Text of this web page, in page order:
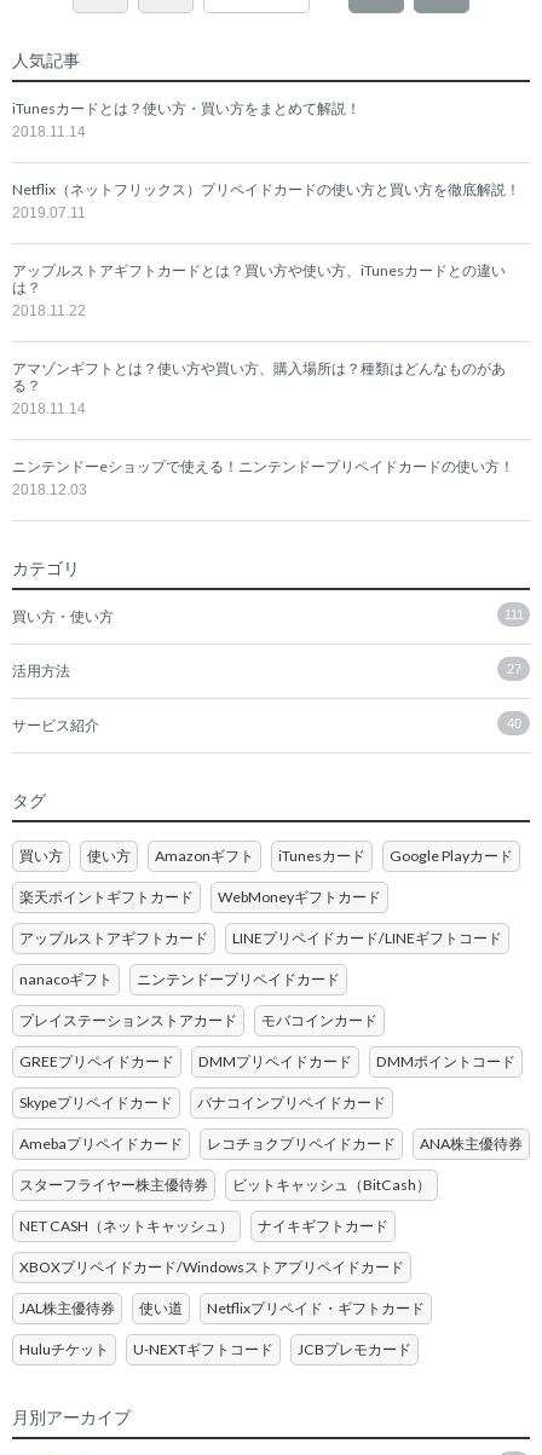
人気記事
iTunesカードとは？使い方・買い方をまとめて解説！
2018.11.14
Netflix（ネットフリックス）プリペイドカードの使い方と買い方を徹底解説！
2019.07.11
アップルストアギフトカードとは？買い方や使い方、iTunesカードとの違い
は？
2018.11.22
アマゾンギフトとは？使い方や買い方、購入場所は？種類はどんなものがあ
る？
2018.11.14
ニンテンドーeショップで使える！ニンテンドープリペイドカードの使い方！
2018.12.03
カテゴリ
買い方・使い方 111
活用方法 27
サービス紹介 40
タグ
買い方 使い方 Amazonギフト iTunesカード Google Playカード
楽天ポイントギフトカード WebMoneyギフトカード
アップルストアギフトカード LINEプリペイドカード/LINEギフトコード
nanacoギフト ニンテンドープリペイドカード
プレイステーションストアカード モバコインカード
GREEプリペイドカード DMMプリペイドカード DMMポイントコード
Skypeプリペイドカード バナコインプリペイドカード
Amebaプリペイドカード レコチョクプリペイドカード ANA株主優待券
スターフライヤー株主優待券 ビットキャッシュ（BitCash）
NET CASH（ネットキャッシュ） ナイキギフトカード
XBOXプリペイドカード/Windowsストアプリペイドカード
JAL株主優待券 使い道 Netflixプリペイド・ギフトカード
Huluチケット U-NEXTギフトコード JCBプレモカード
月別アーカイブ